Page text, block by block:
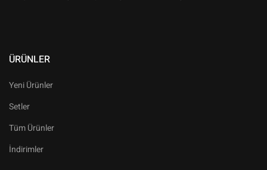
ÜRÜNLER
Yeni Ürünler
Setler
Tüm Ürünler
İndirimler